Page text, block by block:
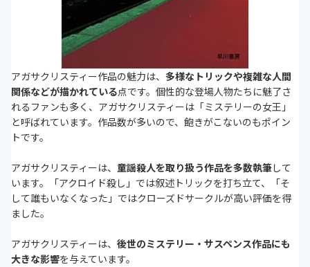
アガサクリスティー作品の魅力は、 多様なトリックや複雑な人間
関係などが描かれている点です。個性的な登場人物たちに魅了さ
れるファンも多く、アガサクリスティーは「ミステリーの女王」
と呼ばれています。作品数が多いので、飽きがこないのもポイン
トです。
アガサクリスティーは、 童謡殺人を取り扱う作品を多数執筆して
います。「アクロイド殺し」では叙述トリックを打ち立て、「そ
して誰もいなくなった」ではクローズドサークルが高い評価を得
ました。
アガサクリスティーは、 後世のミステリー・サスペンス作品にも
大きな影響を与えています。